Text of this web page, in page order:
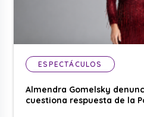
ESPECTÁCULOS
Almendra Gomelsky
cuestiona respuesta de la